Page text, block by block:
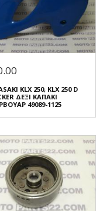
KLX 250, KLX 250 D
ΔΕΞΙ ΚΑΠΑΚΙ
49089-1125